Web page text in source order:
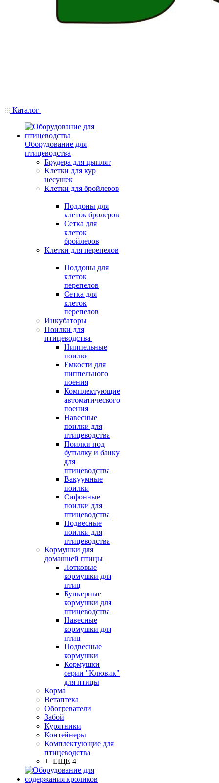
Каталог
Оборудование для
птицеводства
Брудера для цыплят
Клетки для кур
несушек
Клетки для бройлеров
Поддоны для
клеток бролеров
Сетка для
клеток
бройлеров
Клетки для перепелов
Поддоны для
клеток
перепелов
Сетка для
клеток
перепелов
Инкубаторы
Поилки для
птицеводства
Ниппельные
поилки
Емкости для
ниппельного
поения
Комплектующие
автоматического
поения
Навесные
поилки для
птицеводства
Поилки под
бутылку и банку
для
птицеводства
Вакуумные
поилки
Сифонные
поилки для
птицеводства
Подвесные
поилки для
птицеводства
Кормушки для
домашней птицы
Лотковые
кормушки для
птиц
Бункерные
кормушки для
птицеводства
Навесные
кормушки для
птиц
Подвесные
кормушки
Кормушки
серии "Клювик"
для птицы
Корма
Ветаптека
Обогреватели
Забой
Курятники
Контейнеры
Комплектующие для
птицеводства
+ ЕЩЕ 4